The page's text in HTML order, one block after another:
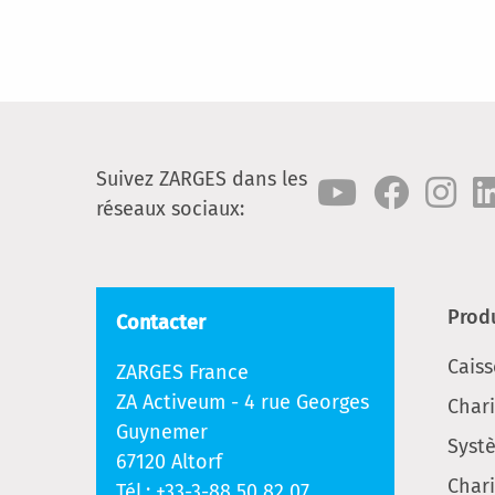
Suivez ZARGES dans les
réseaux sociaux:
Contacter
ZARGES France
ZA Activeum - 4 rue Georges
Guynemer
67120 Altorf